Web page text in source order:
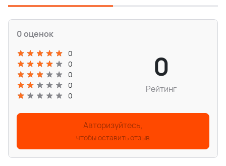
0 оценок
0
0
0
0
0
0
Рейтинг
Авторизуйтесь,
чтобы оставить отзыв